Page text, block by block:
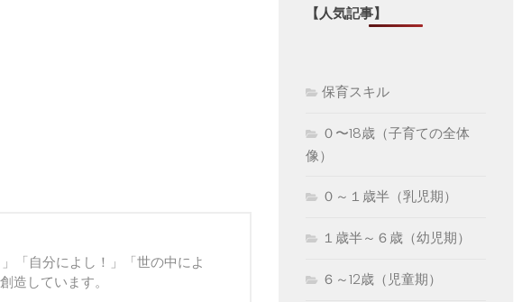
「自分によし！」「世の中によ
しています。
【人気記事】
保育スキル
０〜18歳（子育ての全体
像）
０～１歳半（乳児期）
１歳半～６歳（幼児期）
６～12歳（児童期）